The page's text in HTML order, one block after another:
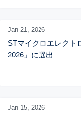
Jan 21, 2026
STマイクロエレクト
2026」に選出
Jan 15, 2026